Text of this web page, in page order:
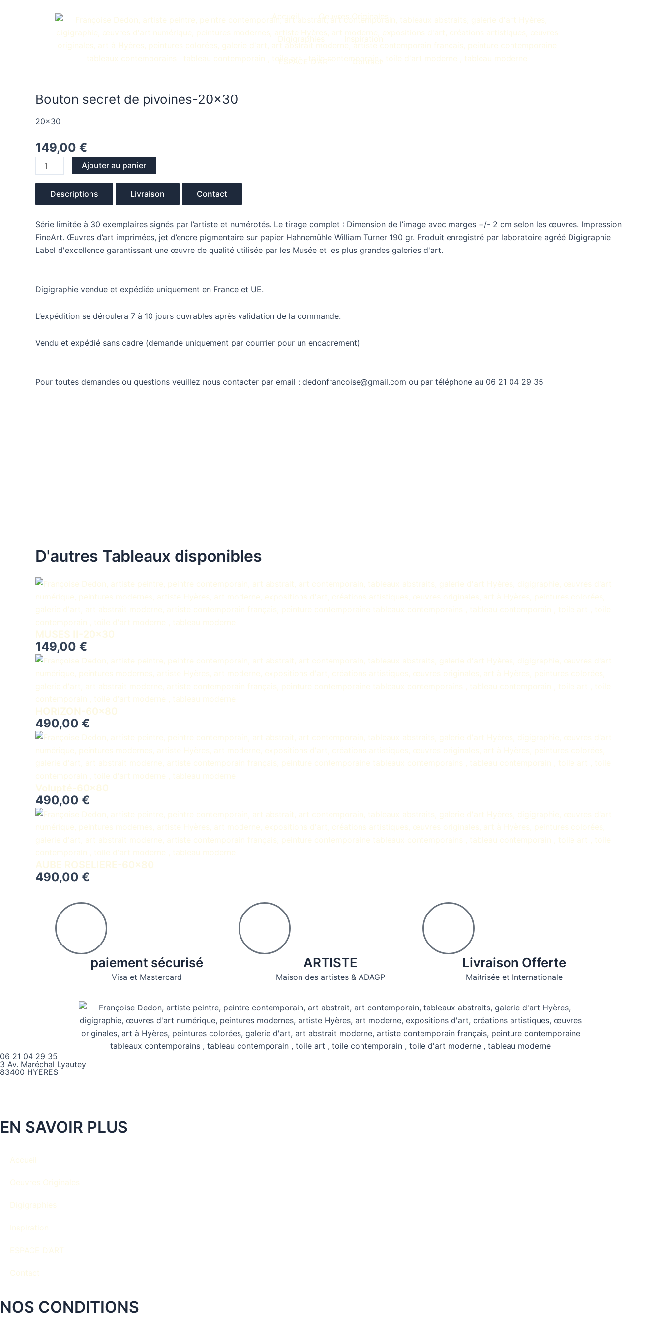
Accueil Oeuvres Originales
Digigraphies Inspiration
ESPACE D’ART Contact
Bouton secret de pivoines-20×30
20x30
149,00 €
quantité
de
pivoines-
20x30
Ajouter au panier
Descriptions Livraison Contact
Série limitée à 30 exemplaires signés par l’artiste et numérotés. Le tirage complet : Dimension de l’image avec marges +/- 2 cm selon les œuvres. Impression
FineArt. Œuvres d’art imprimées, jet d’encre pigmentaire sur papier Hahnemühle William Turner 190 gr. Produit enregistré par laboratoire agréé Digigraphie
Label d'excellence garantissant une œuvre de qualité utilisée par les Musée et les plus grandes galeries d'art.
Digigraphie vendue et expédiée uniquement en France et UE.
L’expédition se déroulera 7 à 10 jours ouvrables après validation de la commande.
Vendu et expédié sans cadre (demande uniquement par courrier pour un encadrement)
Pour toutes demandes ou questions veuillez nous contacter par email : dedonfrancoise@gmail.com ou par téléphone au 06 21 04 29 35
D'autres Tableaux disponibles
MUSES II-20×30
149,00 €
HORIZON-60×80
490,00 €
Volupté-60×80
490,00 €
AUBE ROSELIERE-60×80
490,00 €
paiement sécurisé
Visa et Mastercard
ARTISTE
Maison des artistes & ADAGP
Livraison Offerte
Maitrisée et Internationale
06 21 04 29 35
3 Av. Maréchal Lyautey
83400 HYERES
EN SAVOIR PLUS
Accueil
Oeuvres Originales
Digigraphies
Inspiration
ESPACE D’ART
Contact
NOS CONDITIONS